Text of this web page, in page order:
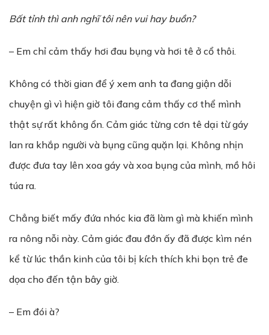
Bất tỉnh thì anh nghĩ tôi nên vui hay buồn?
– Em chỉ cảm thấy hơi đau bụng và hơi tê ở cổ thôi.
Không có thời gian để ý xem anh ta đang giận dỗi
chuyện gì vì hiện giờ tôi đang cảm thấy cơ thể mình
thật sự rất không ổn. Cảm giác từng cơn tê dại từ gáy
lan ra khắp người và bụng cũng quặn lại. Không nhịn
được đưa tay lên xoa gáy và xoa bụng của mình, mồ hôi
túa ra.
Chẳng biết mấy đứa nhóc kia đã làm gì mà khiến mình
ra nông nỗi này. Cảm giác đau đớn ấy đã được kìm nén
kể từ lúc thần kinh của tôi bị kích thích khi bọn trẻ đe
dọa cho đến tận bây giờ.
– Em đói à?